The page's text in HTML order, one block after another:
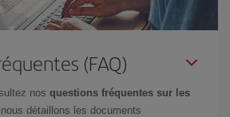
(FAQ)
nos questions fréquentes sur les
détaillons les documents